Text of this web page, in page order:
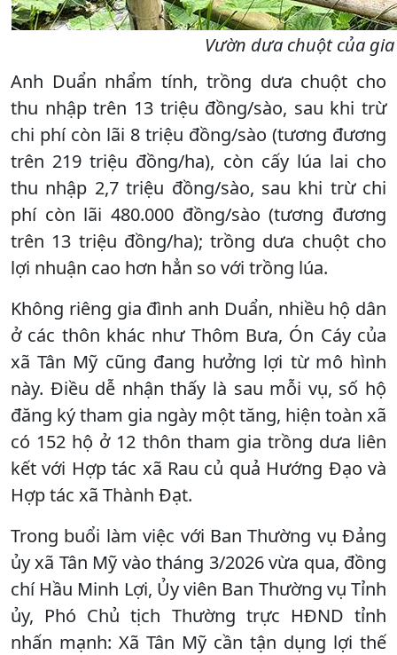
Vườn dưa chuột của
Anh Duẩn nhẩm tính, trồng dưa chuột cho
thu nhập trên 13 triệu đồng/sào, sau khi trừ
chi phí còn lãi 8 triệu đồng/sào (tương đương
trên 219 triệu đồng/ha), còn cấy lúa lai cho
thu nhập 2,7 triệu đồng/sào, sau khi trừ chi
phí còn lãi 480.000 đồng/sào (tương đương
trên 13 triệu đồng/ha); trồng dưa chuột cho
lợi nhuận cao hơn hẳn so với trồng lúa.
Không riêng gia đình anh Duẩn, nhiều hộ dân
ở các thôn khác như Thôm Bưa, Ón Cáy của
xã Tân Mỹ cũng đang hưởng lợi từ mô hình
này. Điều dễ nhận thấy là sau mỗi vụ, số hộ
đăng ký tham gia ngày một tăng, hiện toàn xã
có 152 hộ ở 12 thôn tham gia trồng dưa liên
kết với Hợp tác xã Rau củ quả Hướng Đạo và
Hợp tác xã Thành Đạt.
Trong buổi làm việc với Ban Thường vụ Đảng
ủy xã Tân Mỹ vào tháng 3/2026 vừa qua, đồng
chí Hầu Minh Lợi, Ủy viên Ban Thường vụ Tỉnh
ủy, Phó Chủ tịch Thường trực HĐND tỉnh
nhấn mạnh: Xã Tân Mỹ cần tận dụng lợi thế